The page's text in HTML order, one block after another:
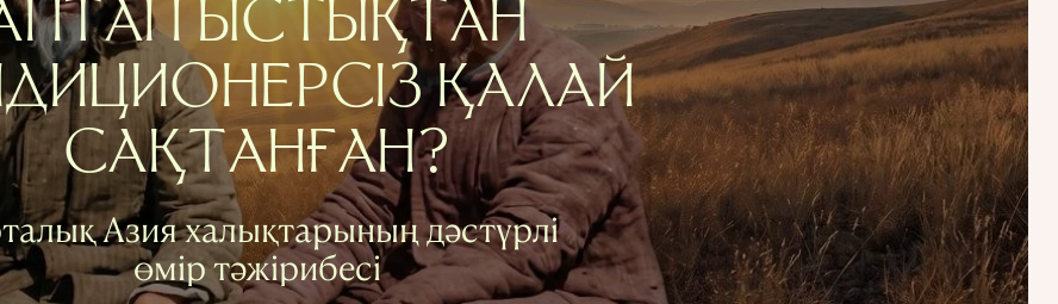
ЫСТЫҚТАН
ҚАЛАЙ
САҚТАНҒАН?
Азия халықтарының дәстүрлі
өмір тәжірибесі